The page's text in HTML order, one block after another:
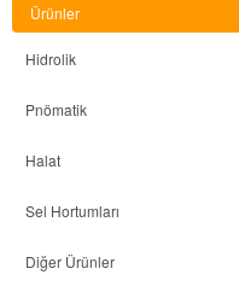
Ürünler
Hidrolik
Pnömatik
Halat
Sel Hortumları
Diğer Ürünler